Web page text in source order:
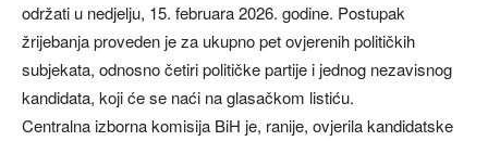
održati u nedjelju, 15. februara 2026. godine. Postupak
žrijebanja proveden je za ukupno pet ovjerenih političkih
subjekata, odnosno četiri političke partije i jednog nezavisnog
kandidata, koji će se naći na glasačkom listiću.
Centralna izborna komisija BiH je, ranije, ovjerila kandidatske